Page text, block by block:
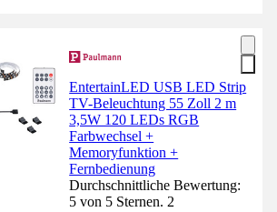
EntertainLED USB LED Strip
TV-Beleuchtung 55 Zoll 2 m
3,5W 120 LEDs RGB
Farbwechsel +
Memoryfunktion +
Fernbedienung
Durchschnittliche Bewertung:
5 von 5 Sternen. 2